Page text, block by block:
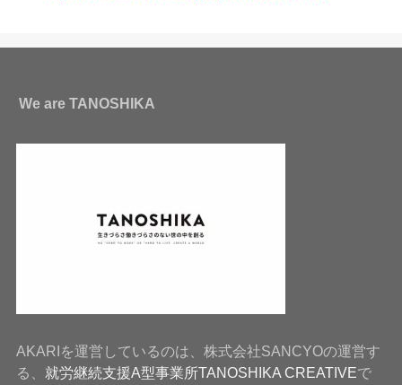
We are TANOSHIKA
AKARIを運営しているのは、株式会社SANCYOの運営す
る、 就労継続支援A型事業所TANOSHIKA CREATIVEで